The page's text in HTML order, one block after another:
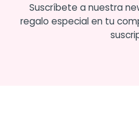
Suscríbete a nuestra
regalo especial en tu